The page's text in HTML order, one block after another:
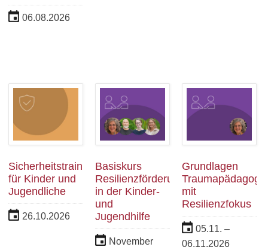
06.08.2026
Sicherheitstraining
für Kinder und
Jugendliche
26.10.2026
Basiskurs
Resilienzförderung
in der Kinder-
und
Jugendhilfe
November
Grundlagen
Traumapädagogik
mit
Resilienzfokus
05.11. –
06.11.2026